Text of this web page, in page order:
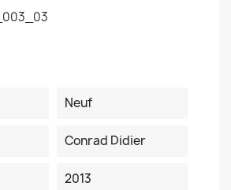
Neuf
Conrad Didier
2013